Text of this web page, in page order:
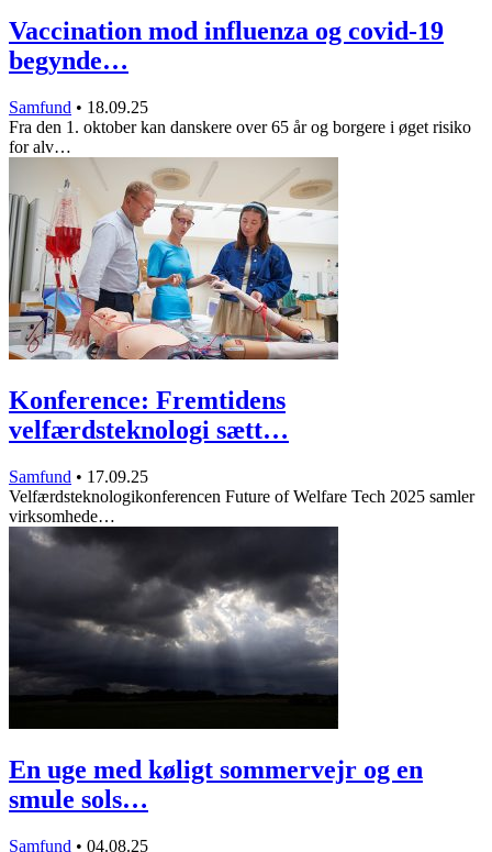
Vaccination mod influenza og covid-19
begynde…
Samfund • 18.09.25
Fra den 1. oktober kan danskere over 65 år og borgere i øget risiko
for alv…
Konference: Fremtidens
velfærdsteknologi sætt…
Samfund • 17.09.25
Velfærdsteknologikonferencen Future of Welfare Tech 2025 samler
virksomhede…
En uge med køligt sommervejr og en
smule sols…
Samfund • 04.08.25